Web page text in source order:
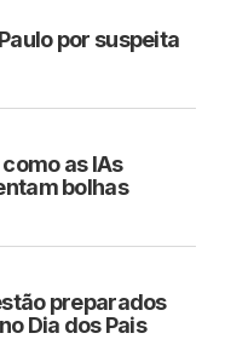
por suspeita
as IAs
bolhas
preparados
Dia dos Pais